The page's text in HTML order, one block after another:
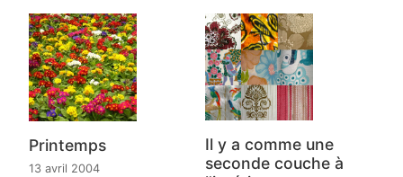
Printemps
13 avril 2004
Il y a comme une
seconde couche à